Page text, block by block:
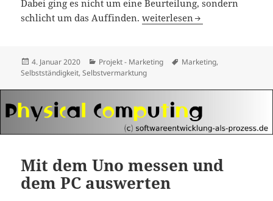
Dabei ging es nicht um eine Beurteilung, sondern
schlicht um das Auffinden.Kaufentscheidung und
weiterlesen
Veröffentlicht
am
4. Januar 2020 Kategorien
Projekt - Marketing Schlagwörter
Marketing,
Selbstständigkeit,Selbstvermarktung
Mit dem Uno messen und
dem PC auswerten